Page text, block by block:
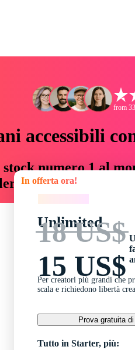
from
accessibili
numero 1 al
risorse creative
In offerta ora!
Unlimited
18 US$
15 US$
Per creatori più grandi che
scala e richiedono libertà
Prova gratuita
Tutto in Starter, più: